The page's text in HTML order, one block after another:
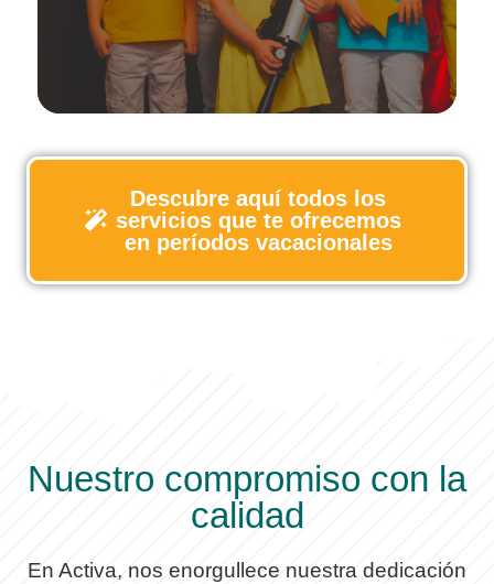
Ya sean multiactividad, deportivos, teatrales,
tecnológicos o en inglés, los campamentos de
Descubre aquí todos los
servicios que te ofrecemos
en períodos vacacionales
Nuestro compromiso con la
calidad
En Activa, nos enorgullece nuestra dedicación